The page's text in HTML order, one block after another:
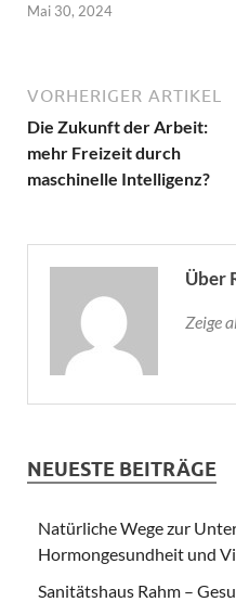
Mai 30, 2024
VORHERIGER ARTIKEL
Die Zukunft der Arbeit:
mehr Freizeit durch
maschinelle Intelligenz?
Über
Zeige
NEUESTE BEITRÄGE
Natürliche Wege zur
Hormongesundheit und
Sanitätshaus Rahm –